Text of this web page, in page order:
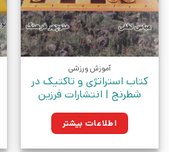
آموزش ورزشی
کتاب استراتژی و تاکتیک در
شطرنج | انتشارات فرزین
اطلاعات بیشتر